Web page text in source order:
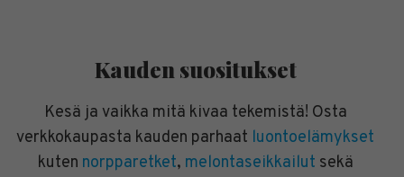
Kauden suositukset
Kesä ja vaikka mitä kivaa tekemistä! Osta
verkkokaupasta kauden parhaat luontoelämykset
kuten norpparetket, melontaseikkailut sekä